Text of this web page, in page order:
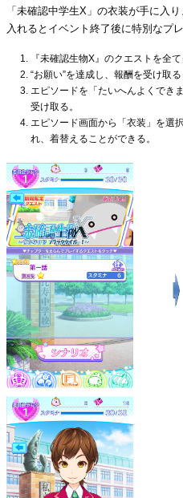
「未確認中学生X」の衣装が手に入
入れるとイベント終了後に特別なプ
『未確認生物X』のクエストを全て
“お願い”を達成し、報酬を受け取
エピソードを「たいへんよくでき
受け取る。
エピソード画面から「衣装」を選
れ、着替えることができる。